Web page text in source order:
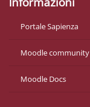
Portale Sapienza
Moodle community
Moodle Docs